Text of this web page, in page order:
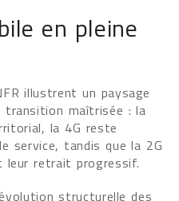
en pleine
illustrent un paysage
transition maîtrisée : la
la 4G reste
service, tandis que la 2G
leur retrait progressif.
structurelle des